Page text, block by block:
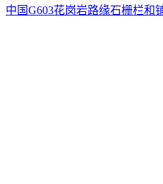
中国G603花岗岩路缘石栅栏和